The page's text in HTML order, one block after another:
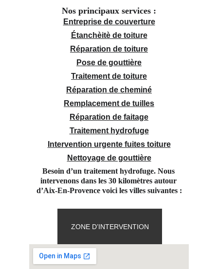
Nos principaux services :
Entreprise de couverture
Étanchèitè de toiture
Réparation de toiture
Pose de gouttière
Traitement de toiture
Réparation de cheminé
Remplacement de tuilles
Réparation de faitage
Traitement hydrofuge
Intervention urgente fuites toiture
Nettoyage de gouttière
Besoin d’un traitement hydrofuge. Nous
intervenons dans les 30 kilomètres autour
d’Aix-En-Provence voici les villes suivantes :
ZONE D’INTERVENTION